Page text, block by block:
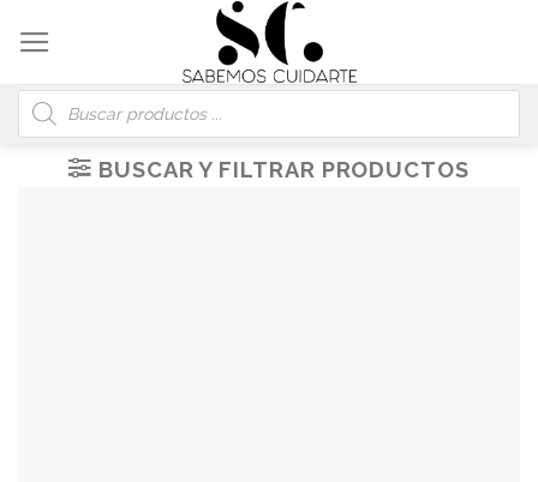
content
Búsqueda
de
productos
BUSCAR Y FILTRAR PRODUCTOS